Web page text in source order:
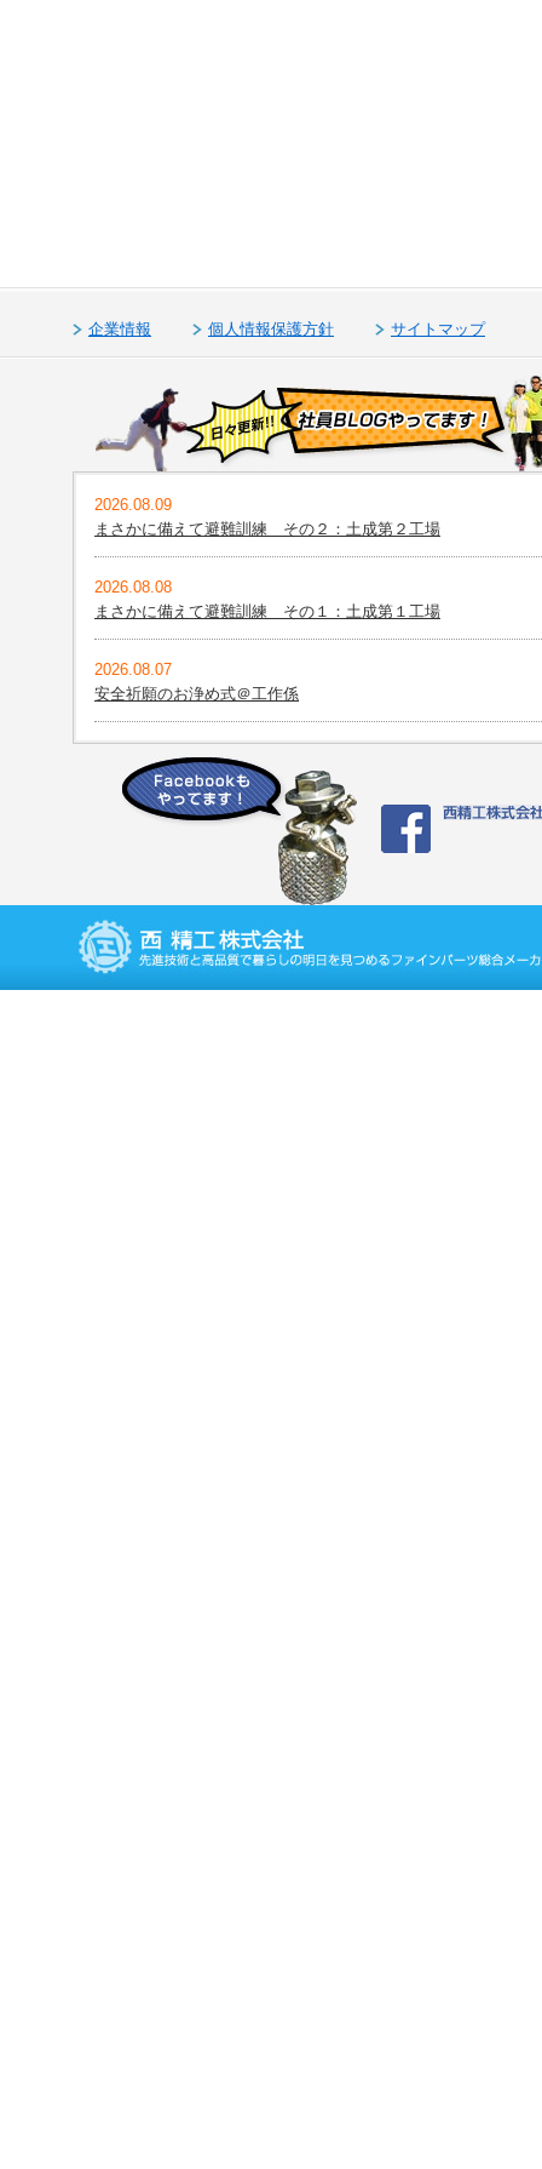
企業情報 個人情報保護方針 サイトマップ
2026.08.09
まさかに備えて避難訓練 その２：土成第２工場
2026.08.08
まさかに備えて避難訓練 その１：土成第１工場
2026.08.07
安全祈願のお浄め式＠工作係